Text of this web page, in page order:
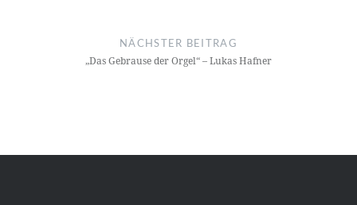
NÄCHSTER BEITRAG
„Das Gebrause der Orgel“ – Lukas Hafner